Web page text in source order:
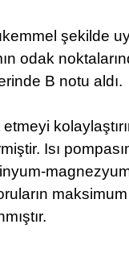
şekilde
odak
B notu aldı.
Isı